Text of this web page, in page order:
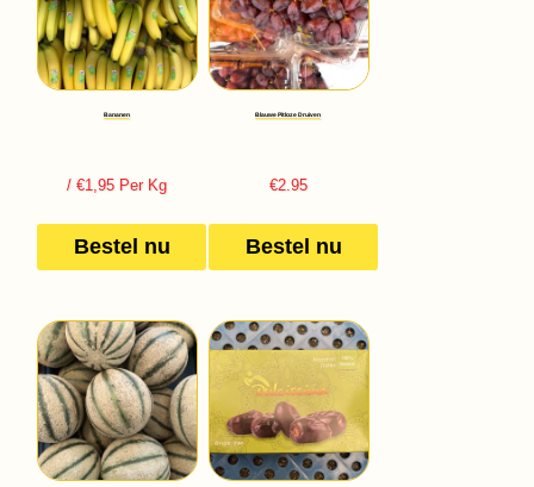
Bananen
/ €1,95 Per Kg
Bestel nu
Blauwe Pitloze Druiven
€2.95
Bestel nu